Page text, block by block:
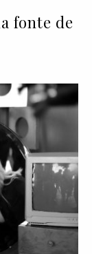
fonte de